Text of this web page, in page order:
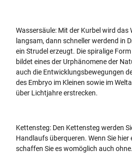
Wassersäule: Mit der Kurbel wird das
langsam, dann schneller werdend in
ein Strudel erzeugt. Die spiralige
bildet eines der Urphänomene der
auch die Entwicklungsbewegungen
des Embryo im Kleinen sowie im
über Lichtjahre erstrecken.
Kettensteg: Den Kettensteg werden
Handlaufs überqueren. Wenn Sie hier
schaffen Sie es womöglich auch